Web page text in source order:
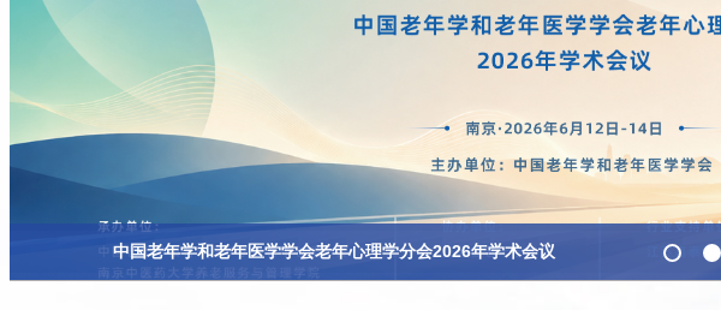
中国老年学和老年医学学会老年心理学分会2026年学术会议